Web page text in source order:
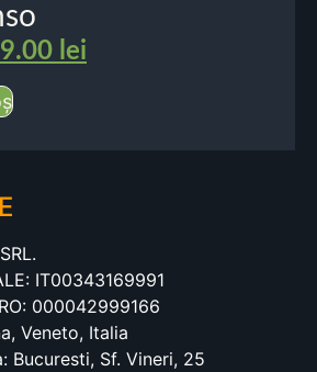
lei
IT00343169991
000042999166
Veneto, Italia
Bucuresti, Sf. Vineri, 25